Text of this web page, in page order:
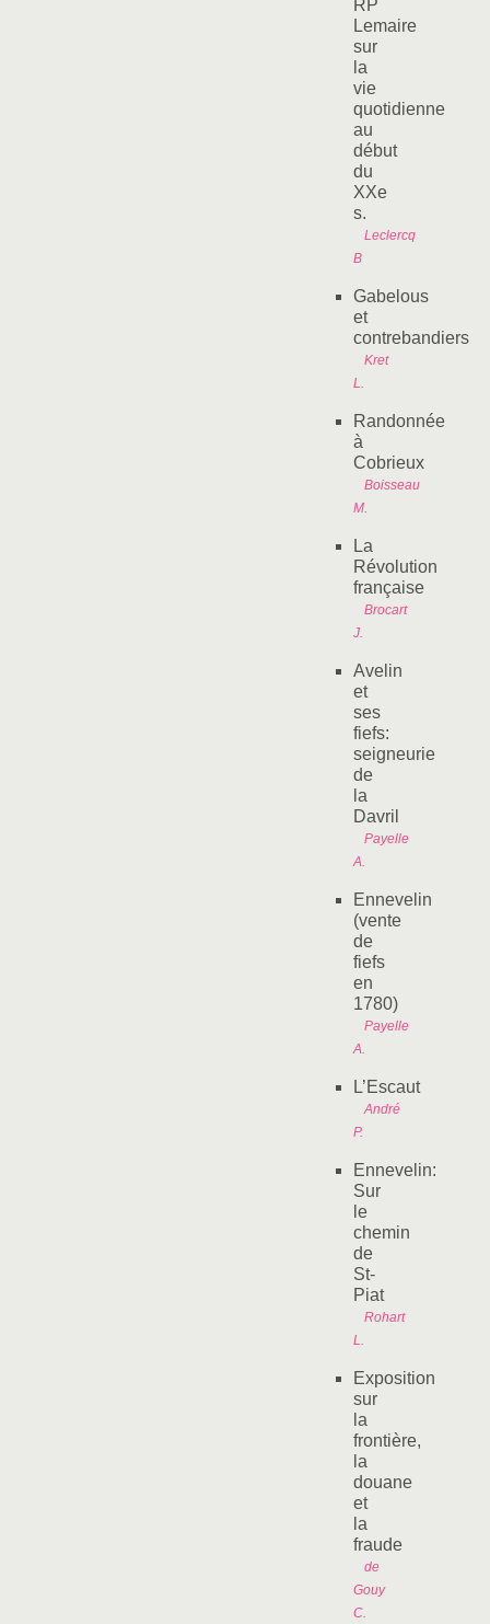
RP
Lemaire
sur
la
vie
quotidienne
au
début
du
XXe
s.
Leclercq
B
Gabelous
et
contrebandiers
Kret
L.
Randonnée
à
Cobrieux
Boisseau
M.
La
Révolution
française
Brocart
J.
Avelin
et
ses
fiefs:
seigneurie
de
la
Davril
Payelle
A.
Ennevelin
(vente
de
fiefs
en
1780)
Payelle
A.
L’Escaut
André
P.
Ennevelin:
Sur
le
chemin
de
St-
Piat
Rohart
L.
Exposition
sur
la
frontière,
la
douane
et
la
fraude
de
Gouy
C.